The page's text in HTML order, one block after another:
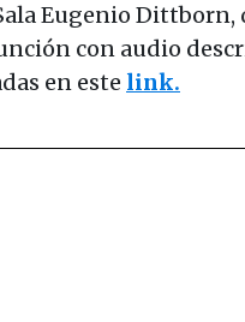
Eugenio Dittborn,
con audio
en este link.